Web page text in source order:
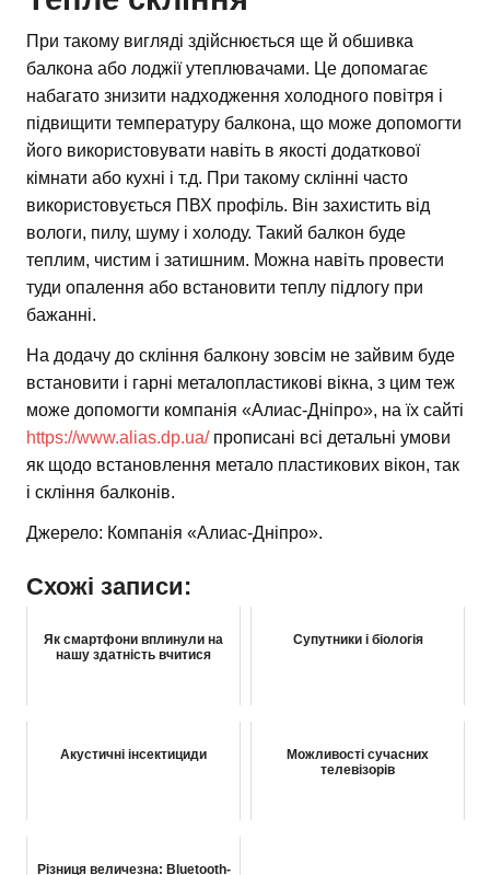
При такому вигляді здійснюється ще й обшивка
балкона або лоджії утеплювачами. Це допомагає
набагато знизити надходження холодного повітря і
підвищити температуру балкона, що може допомогти
його використовувати навіть в якості додаткової
кімнати або кухні і т.д. При такому склінні часто
використовується ПВХ профіль. Він захистить від
вологи, пилу, шуму і холоду. Такий балкон буде
теплим, чистим і затишним. Можна навіть провести
туди опалення або встановити теплу підлогу при
бажанні.
На додачу до скління балкону зовсім не зайвим буде
встановити і гарні металопластикові вікна, з цим теж
може допомогти компанія «Алиас-Дніпро», на їх сайті
https://www.alias.dp.ua/прописані всі детальні умови
як щодо встановлення метало пластикових вікон, так
і скління балконів.
Джерело: Компанія «Алиас-Дніпро».
Схожі записи:
Як смартфони вплинули на
нашу здатність вчитися
Супутники і біологія
Акустичні інсектициди
Можливості сучасних
телевізорів
Різниця величезна: Bluetooth-